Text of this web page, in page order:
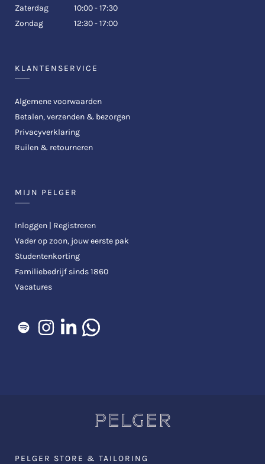
Zaterdag
10:00 - 17:30
Zondag
12:30 - 17:00
KLANTENSERVICE
Algemene voorwaarden
Betalen, verzenden & bezorgen
Privacyverklaring
Ruilen & retourneren
MIJN PELGER
Inloggen | Registreren
Vader op zoon, jouw eerste pak
Studentenkorting
Familiebedrijf sinds 1860
Vacatures
PELGER STORE & TAILORING